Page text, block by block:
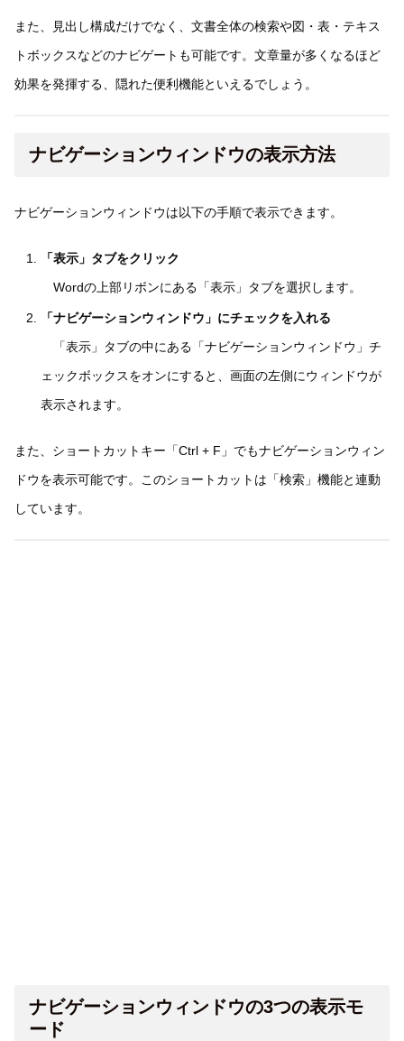
また、見出し構成だけでなく、文書全体の検索や図・表・テキス
トボックスなどのナビゲートも可能です。文章量が多くなるほど
効果を発揮する、隠れた便利機能といえるでしょう。
ナビゲーションウィンドウの表示方法
ナビゲーションウィンドウは以下の手順で表示できます。
「表示」タブをクリック
Wordの上部リボンにある「表示」タブを選択します。
「ナビゲーションウィンドウ」にチェックを入れる
「表示」タブの中にある「ナビゲーションウィンドウ」チ
ェックボックスをオンにすると、画面の左側にウィンドウが
表示されます。
また、ショートカットキー「Ctrl + F」でもナビゲーションウィン
ドウを表示可能です。このショートカットは「検索」機能と連動
しています。
ナビゲーションウィンドウの3つの表示モ
ード